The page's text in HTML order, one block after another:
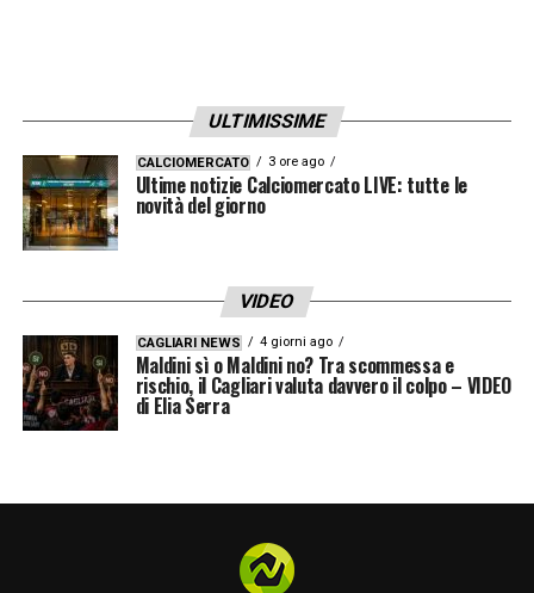
ULTIMISSIME
CALCIOMERCATO 3 ore ago
Ultime notizie Calciomercato LIVE: tutte le
novità del giorno
VIDEO
CAGLIARI NEWS 4 giorni ago
Maldini sì o Maldini no? Tra scommessa e
rischio, il Cagliari valuta davvero il colpo – VIDEO
di Elia Serra